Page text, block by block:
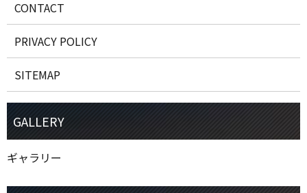
CONTACT
PRIVACY POLICY
SITEMAP
ギャラリー